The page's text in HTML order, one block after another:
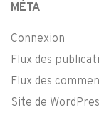
MÉTA
Connexion
Flux des
Flux des
Site de